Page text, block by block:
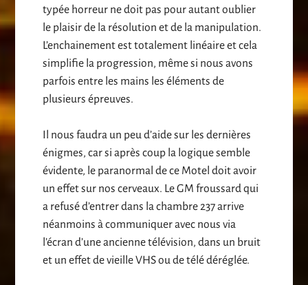
typée horreur ne doit pas pour autant oublier
le plaisir de la résolution et de la manipulation.
L’enchainement est totalement linéaire et cela
simplifie la progression, même si nous avons
parfois entre les mains les éléments de
plusieurs épreuves.
Il nous faudra un peu d’aide sur les dernières
énigmes, car si après coup la logique semble
évidente, le paranormal de ce Motel doit avoir
un effet sur nos cerveaux. Le GM froussard qui
a refusé d’entrer dans la chambre 237 arrive
néanmoins à communiquer avec nous via
l’écran d’une ancienne télévision, dans un bruit
et un effet de vieille VHS ou de télé déréglée.